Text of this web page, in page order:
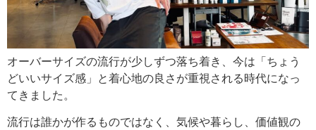
オーバーサイズの流行が少しずつ落ち着き、今は「ちょう
どいいサイズ感」と着心地の良さが重視される時代になっ
てきました。
流行は誰かが作るものではなく、気候や暮らし、価値観の